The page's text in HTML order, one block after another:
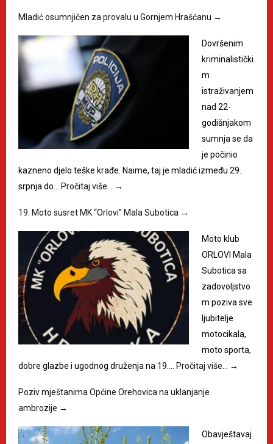
Mladić osumnjičen za provalu u Gornjem Hrašćanu →
Dovršenim
kriminalistički
m
istraživanjem
nad 22-
godišnjakom
sumnja se da
je počinio
kazneno djelo teške krađe. Naime, taj je mladić između 29.
srpnja do…
Pročitaj više… →
19. Moto susret MK “Orlovi” Mala Subotica →
Moto klub
ORLOVI Mala
Subotica sa
zadovoljstvo
m poziva sve
ljubitelje
motocikala,
moto sporta,
dobre glazbe i ugodnog druženja na 19.…
Pročitaj više… →
Poziv mještanima Općine Orehovica na uklanjanje
ambrozije →
Obavještavaj